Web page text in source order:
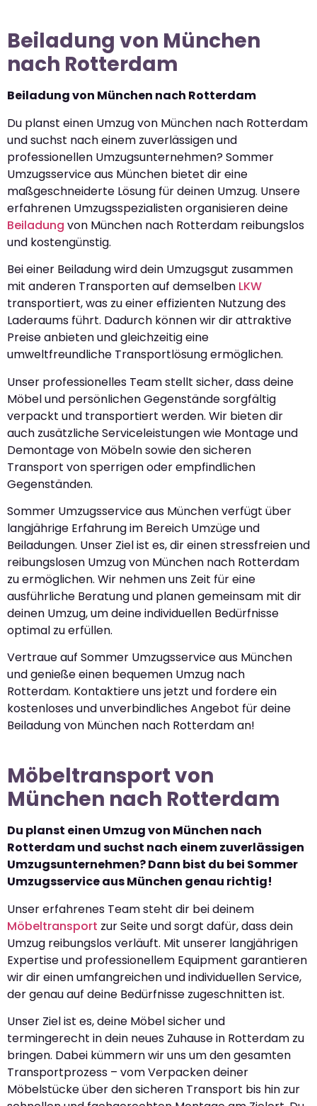
Beiladung von München
nach Rotterdam
Beiladung von München nach Rotterdam
Du planst einen Umzug von München nach Rotterdam
und suchst nach einem zuverlässigen und
professionellen Umzugsunternehmen? Sommer
Umzugsservice aus München bietet dir eine
maßgeschneiderte Lösung für deinen Umzug. Unsere
erfahrenen Umzugsspezialisten organisieren deine
Beiladung von München nach Rotterdam reibungslos
und kostengünstig.
Bei einer Beiladung wird dein Umzugsgut zusammen
mit anderen Transporten auf demselben LKW
transportiert, was zu einer effizienten Nutzung des
Laderaums führt. Dadurch können wir dir attraktive
Preise anbieten und gleichzeitig eine
umweltfreundliche Transportlösung ermöglichen.
Unser professionelles Team stellt sicher, dass deine
Möbel und persönlichen Gegenstände sorgfältig
verpackt und transportiert werden. Wir bieten dir
auch zusätzliche Serviceleistungen wie Montage und
Demontage von Möbeln sowie den sicheren
Transport von sperrigen oder empfindlichen
Gegenständen.
Sommer Umzugsservice aus München verfügt über
langjährige Erfahrung im Bereich Umzüge und
Beiladungen. Unser Ziel ist es, dir einen stressfreien und
reibungslosen Umzug von München nach Rotterdam
zu ermöglichen. Wir nehmen uns Zeit für eine
ausführliche Beratung und planen gemeinsam mit dir
deinen Umzug, um deine individuellen Bedürfnisse
optimal zu erfüllen.
Vertraue auf Sommer Umzugsservice aus München
und genieße einen bequemen Umzug nach
Rotterdam. Kontaktiere uns jetzt und fordere ein
kostenloses und unverbindliches Angebot für deine
Beiladung von München nach Rotterdam an!
Möbeltransport von
München nach Rotterdam
Du planst einen Umzug von München nach
Rotterdam und suchst nach einem zuverlässigen
Umzugsunternehmen? Dann bist du bei Sommer
Umzugsservice aus München genau richtig!
Unser erfahrenes Team steht dir bei deinem
Möbeltransport zur Seite und sorgt dafür, dass dein
Umzug reibungslos verläuft. Mit unserer langjährigen
Expertise und professionellem Equipment garantieren
wir dir einen umfangreichen und individuellen Service,
der genau auf deine Bedürfnisse zugeschnitten ist.
Unser Ziel ist es, deine Möbel sicher und
termingerecht in dein neues Zuhause in Rotterdam zu
bringen. Dabei kümmern wir uns um den gesamten
Transportprozess – vom Verpacken deiner
Möbelstücke über den sicheren Transport bis hin zur